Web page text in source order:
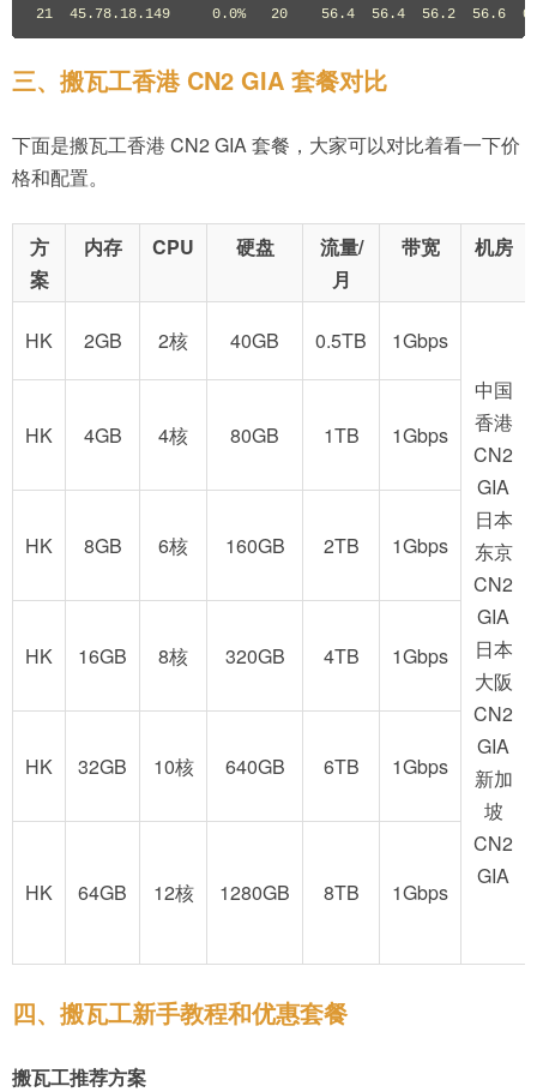
21  45.78.18.149     0.0%   20    56.4  56.4  56.2  56.6  0.0
三、搬瓦工香港 CN2 GIA 套餐对比
下面是搬瓦工香港 CN2 GIA 套餐，大家可以对比着看一下价
格和配置。
方
案
内存 CPU 硬盘
流量/
月
带宽 机房
HK 2GB 2核 40GB 0.5TB
1Gbps
中国
香港
CN2
GIA
日本
东京
CN2
GIA
日本
大阪
CN2
GIA
新加
坡
CN2
GIA
HK 4GB 4核 80GB 1TB 1Gbps
HK 8GB 6核 160GB 2TB 1Gbps
HK 16GB 8核 320GB 4TB 1Gbps
HK 32GB 10核 640GB 6TB 1Gbps
HK 64GB 12核 1280GB 8TB 1Gbps
四、搬瓦工新手教程和优惠套餐
搬瓦工推荐方案